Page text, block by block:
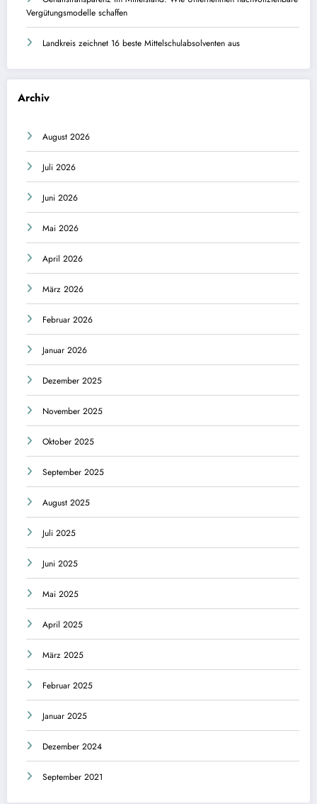
Vergütungsmodelle schaffen
Landkreis zeichnet 16 beste Mittelschulabsolventen aus
Archiv
August 2026
Juli 2026
Juni 2026
Mai 2026
April 2026
März 2026
Februar 2026
Januar 2026
Dezember 2025
November 2025
Oktober 2025
September 2025
August 2025
Juli 2025
Juni 2025
Mai 2025
April 2025
März 2025
Februar 2025
Januar 2025
Dezember 2024
September 2021